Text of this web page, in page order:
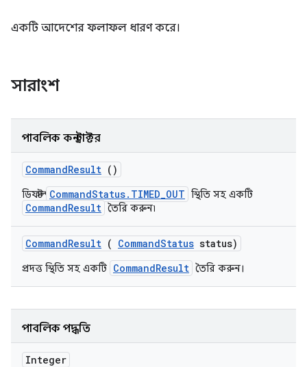
একটি আদেশের ফলাফল ধারণ করে।
সারাংশ
পাবলিক কনস্ট্রাক্টর
CommandResult ()
ডিফল্ট CommandStatus.TIMED_OUT স্থিতি সহ একটি
CommandResult তৈরি করুন৷
CommandResult ( CommandStatus status)
প্রদত্ত স্থিতি সহ একটি CommandResult তৈরি করুন।
পাবলিক পদ্ধতি
Integer